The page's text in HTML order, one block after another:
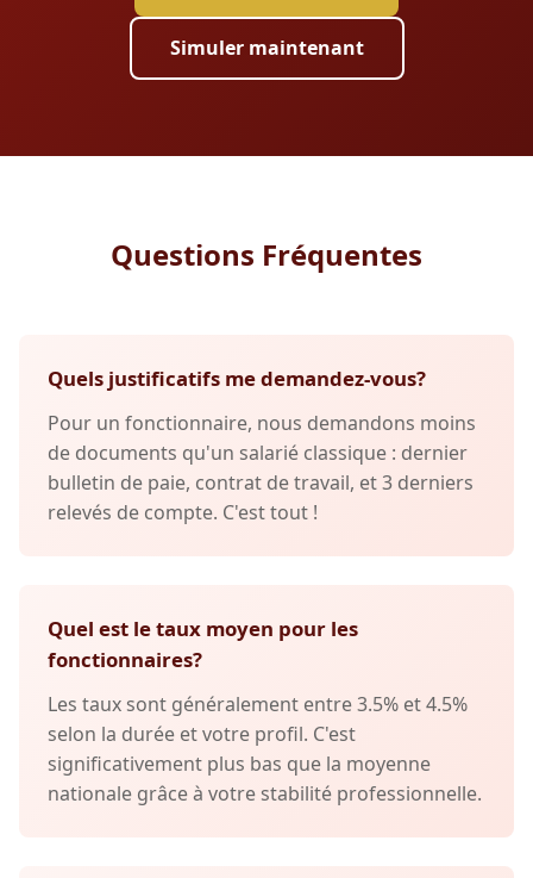
Simuler maintenant
Questions Fréquentes
Quels justificatifs me demandez-vous?
Pour un fonctionnaire, nous demandons moins
de documents qu'un salarié classique : dernier
bulletin de paie, contrat de travail, et 3 derniers
relevés de compte. C'est tout !
Quel est le taux moyen pour les
fonctionnaires?
Les taux sont généralement entre 3.5% et 4.5%
selon la durée et votre profil. C'est
significativement plus bas que la moyenne
nationale grâce à votre stabilité professionnelle.